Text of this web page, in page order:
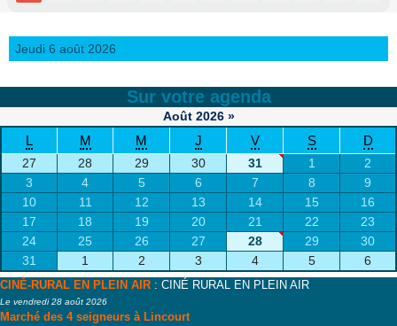
Jeudi 6 août 2026
Sur votre agenda
Août 2026 »
L M M J V S D
27 28 29 30 31 1
2
3
4 5 6 7 8
9
10
11 12 13 14 15
16
17
18 19 20 21 22
23
24
25 26 27 28 29
30
31
1 2 3 4 5 6
CINÉ-RURAL EN PLEIN AIR : CINÉ RURAL EN PLEIN AIR
Le vendredi 28 août 2026
Marché des 4 seigneurs à Lincourt